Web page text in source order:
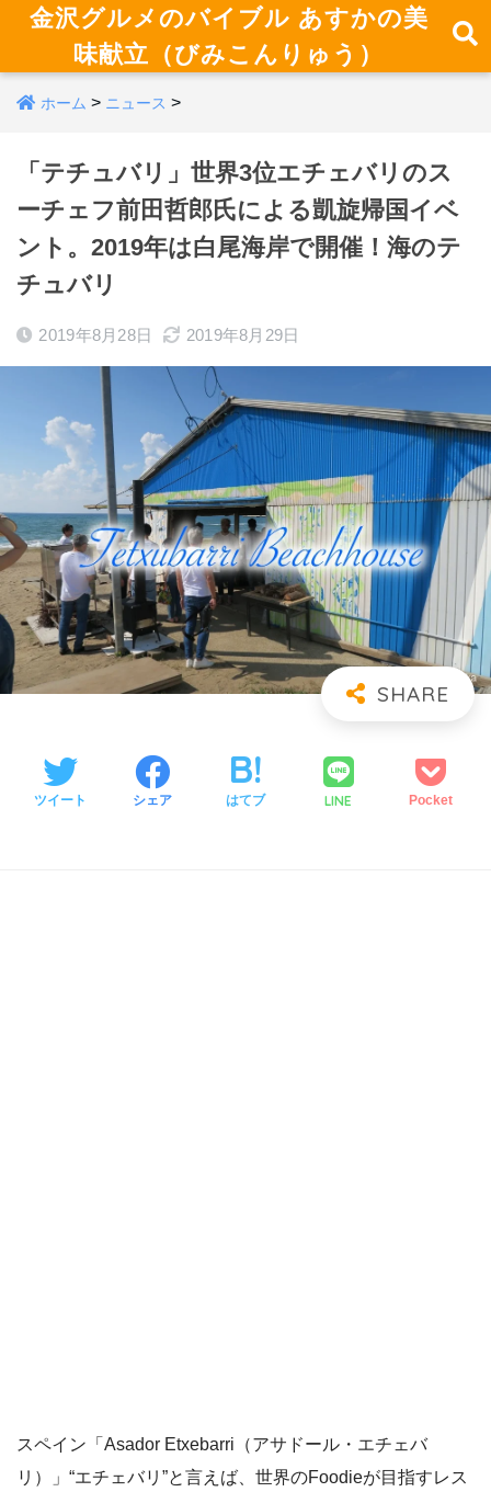
金沢グルメのバイブル あすかの美
味献立（びみこんりゅう）
ホーム > ニュース >
「テチュバリ」世界3位エチェバリのス
ーチェフ前田哲郎氏による凱旋帰国イベ
ント。2019年は白尾海岸で開催！海のテ
チュバリ
2019年8月28日 2019年8月29日
ツイート シェア はてブ LINE Pocket
スペイン「Asador Etxebarri（アサドール・エチェバ
リ）」“エチェバリ”と言えば、世界のFoodieが目指すレス